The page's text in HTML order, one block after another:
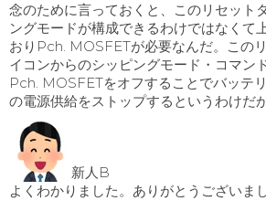
念のために言っておくと、このリセット
ングモードが構成できるわけではなくて
おりPch. MOSFETが必要なんだ。この
イコンからのシッピングモード・コマン
Pch. MOSFETをオフすることでバッテ
の電源供給をストップするというわけだか
新人B
よくわかりました。ありがとうございまし